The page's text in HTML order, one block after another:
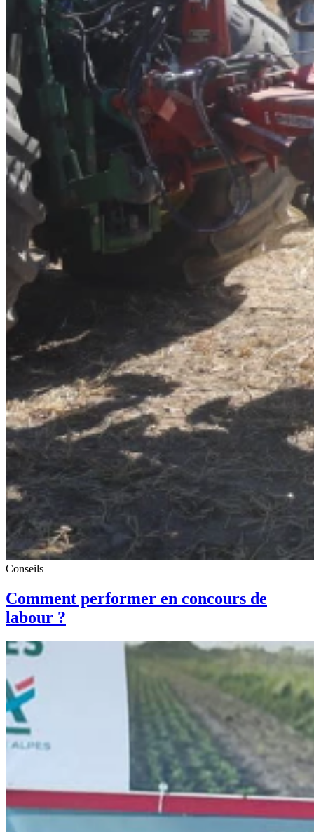
Conseils
Comment performer en concours de
labour ?